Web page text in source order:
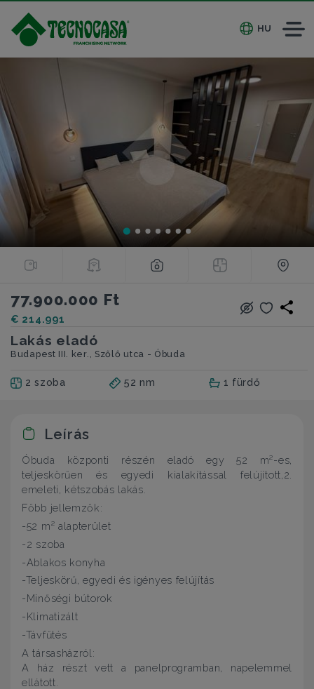
HU
77.900.000 Ft
€ 214.991
Lakás eladó
Budapest III. ker., Szőlő utca - Óbuda
2 szoba 52 nm 1 fürdő
Leírás
Óbuda központi részén eladó egy 52 m²-es,
teljeskörűen és egyedi kialakítással felújított,2.
emeleti, kétszobás lakás.
Főbb jellemzők:
-52 m² alapterület
-2 szoba
-Ablakos konyha
-Teljeskörű, egyedi és igényes felújítás
-Minőségi bútorok
-Klimatizált
-Távfűtés
A társasházról:
A ház részt vett a panelprogramban, napelemmel
ellátott.